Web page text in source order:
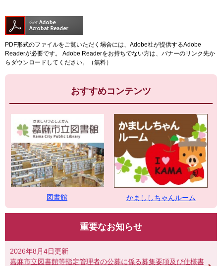
PDF形式のファイルをご覧いただく場合には、Adobe社が提供するAdobe
Readerが必要です。
Adobe Readerをお持ちでない方は、バナーのリンク先か
らダウンロードしてください。（無料）
おすすめコンテンツ
図書館 かまししちゃんルーム
重要なお知らせ
2026年8月4日更新
嘉麻市立図書館等指定管理者の公募に係る募集要項及び仕様書